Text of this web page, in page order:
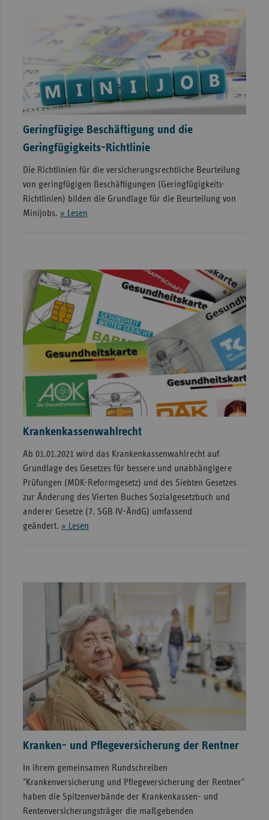
Geringfügige Beschäftigung und die
Geringfügigkeits-Richtlinie
Die Richtlinien für die versicherungsrechtliche Beurteilung
von geringfügigen Beschäftigungen (Geringfügigkeits-
Richtlinien) bilden die Grundlage für die Beurteilung von
Minijobs. » Lesen
Krankenkassenwahlrecht
Ab 01.01.2021 wird das Krankenkassenwahlrecht auf
Grundlage des Gesetzes für bessere und unabhängigere
Prüfungen (MDK-Reformgesetz) und des Siebten Gesetzes
zur Änderung des Vierten Buches Sozialgesetzbuch und
anderer Gesetze (7. SGB IV-ÄndG) umfassend
geändert. » Lesen
Kranken- und Pflegeversicherung der Rentner
In ihrem gemeinsamen Rundschreiben
"Krankenversicherung und Pflegeversicherung der Rentner"
haben die Spitzenverbände der Krankenkassen- und
Rentenversicherungsträger die maßgebenden